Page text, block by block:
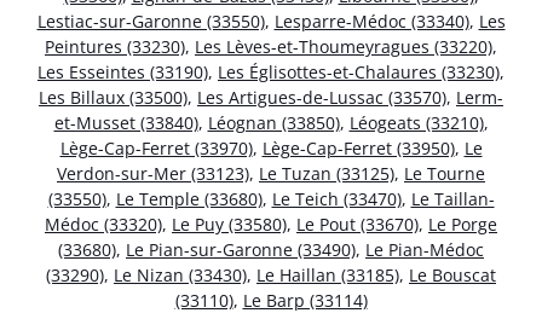
Lestiac-sur-Garonne (33550), Lesparre-Médoc (33340), Les
Peintures (33230), Les Lèves-et-Thoumeyragues (33220),
Les Esseintes (33190), Les Églisottes-et-Chalaures (33230),
Les Billaux (33500), Les Artigues-de-Lussac (33570), Lerm-
et-Musset (33840), Léognan (33850), Léogeats (33210),
Lège-Cap-Ferret (33970), Lège-Cap-Ferret (33950), Le
Verdon-sur-Mer (33123), Le Tuzan (33125), Le Tourne
(33550), Le Temple (33680), Le Teich (33470), Le Taillan-
Médoc (33320), Le Puy (33580), Le Pout (33670), Le Porge
(33680), Le Pian-sur-Garonne (33490), Le Pian-Médoc
(33290), Le Nizan (33430), Le Haillan (33185), Le Bouscat
(33110), Le Barp (33114)